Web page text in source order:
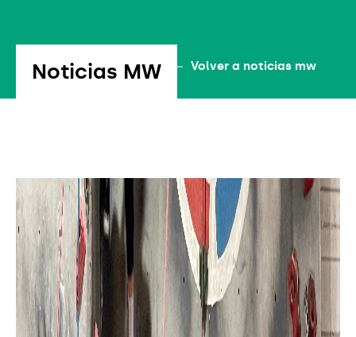
Volver a noticias mw
Noticias MW